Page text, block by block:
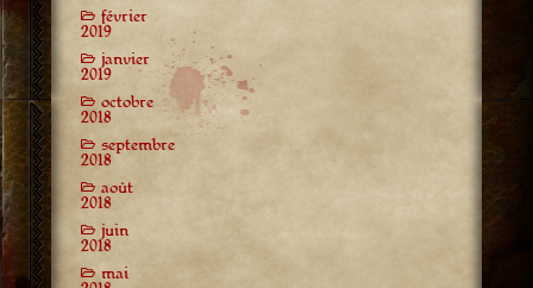
février
2019
janvier
2019
octobre
2018
septembre
2018
août
2018
juin
2018
mai